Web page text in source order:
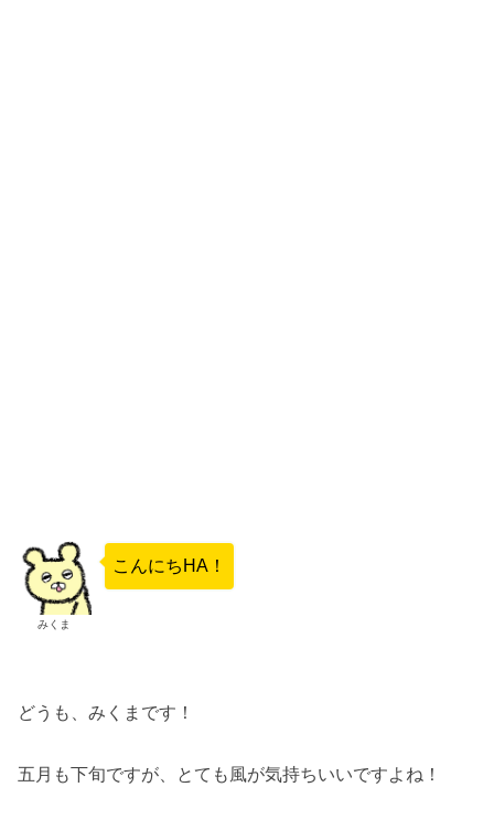
みくま
こんにちHA！
どうも、みくまです！
五月も下旬ですが、とても風が気持ちいいですよね！